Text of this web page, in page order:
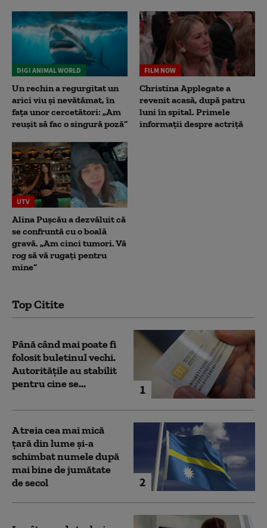
DIGI ANIMAL WORLD
Un rechin a regurgitat un
arici viu și nevătămat, în
fața unor cercetători: „Am
reușit să fac o singură poză”
FILM NOW
Christina Applegate a
revenit acasă, după patru
luni în spital. Primele
informații despre actriță
UTV
Alina Pușcău a dezvăluit că
se confruntă cu o boală
gravă. „Am cinci tumori. Vă
rog să vă rugați pentru
mine”
Top Citite
1
Până când mai poate fi
folosit buletinul vechi.
Autoritățile au stabilit
pentru cine se...
2
A treia cea mai mică
țară din lume și-a
schimbat numele după
mai bine de jumătate
de secol